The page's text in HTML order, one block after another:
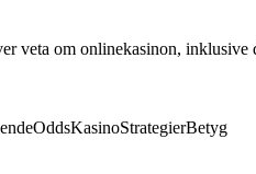
veta om onlinekasinon,
OddsKasinoStrategierBetyg